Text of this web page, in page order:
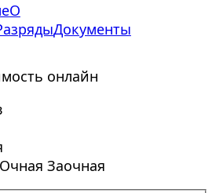
О
Документы
онлайн
Очная Заочная